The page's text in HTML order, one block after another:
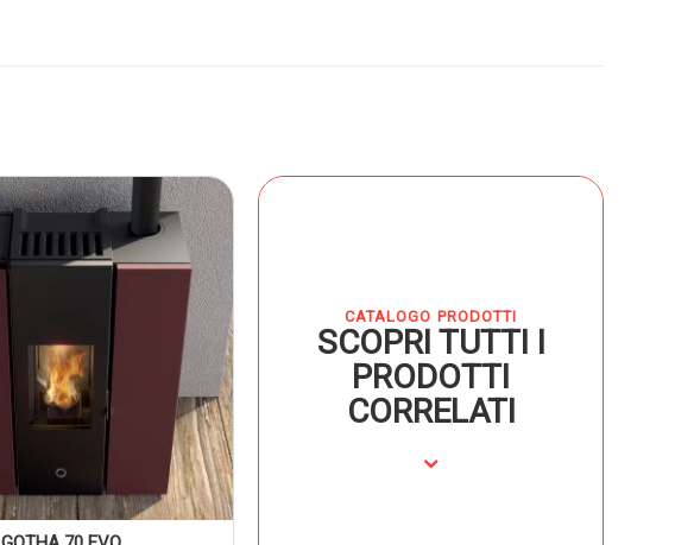
CATALOGO PRODOTTI
SCOPRI TUTTI I
PRODOTTI
CORRELATI
⌄